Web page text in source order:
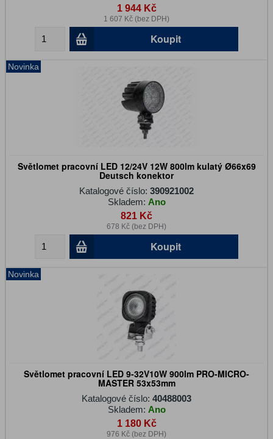
1 944 Kč
1 607 Kč (bez DPH)
Koupit
Novinka
Světlomet pracovní LED 12/24V 12W 800lm kulatý Ø66x69
Deutsch konektor
Katalogové číslo: 390921002
Skladem: Ano
821 Kč
678 Kč (bez DPH)
Koupit
Novinka
Světlomet pracovní LED 9-32V10W 900lm PRO-MICRO-
MASTER 53x53mm
Katalogové číslo: 40488003
Skladem: Ano
1 180 Kč
976 Kč (bez DPH)